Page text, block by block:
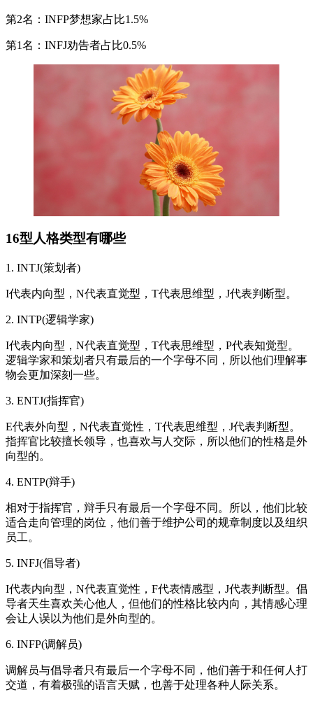
第2名：INFP梦想家占比1.5%
第1名：INFJ劝告者占比0.5%
16型人格类型有哪些
1. INTJ(策划者)
I代表内向型，N代表直觉型，T代表思维型，J代表判断型。
2. INTP(逻辑学家)
I代表内向型，N代表直觉型，T代表思维型，P代表知觉型。
逻辑学家和策划者只有最后的一个字母不同，所以他们理解事
物会更加深刻一些。
3. ENTJ(指挥官)
E代表外向型，N代表直觉性，T代表思维型，J代表判断型。
指挥官比较擅长领导，也喜欢与人交际，所以他们的性格是外
向型的。
4. ENTP(辩手)
相对于指挥官，辩手只有最后一个字母不同。所以，他们比较
适合走向管理的岗位，他们善于维护公司的规章制度以及组织
员工。
5. INFJ(倡导者)
I代表内向型，N代表直觉性，F代表情感型，J代表判断型。倡
导者天生喜欢关心他人，但他们的性格比较内向，其情感心理
会让人误以为他们是外向型的。
6. INFP(调解员)
调解员与倡导者只有最后一个字母不同，他们善于和任何人打
交道，有着极强的语言天赋，也善于处理各种人际关系。